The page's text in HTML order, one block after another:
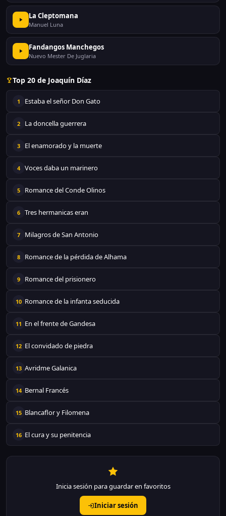
La Cleptomana
Manuel Luna
Fandangos Manchegos
Nuevo Mester De Juglaria
Top 20 de Joaquín Díaz
1 Estaba el señor Don Gato
2 La doncella guerrera
3 El enamorado y la muerte
4 Voces daba un marinero
5 Romance del Conde Olinos
6 Tres hermanicas eran
7 Milagros de San Antonio
8 Romance de la pérdida de Alhama
9 Romance del prisionero
10 Romance de la infanta seducida
11 En el frente de Gandesa
12 El convidado de piedra
13 Avridme Galanica
14 Bernal Francés
15 Blancaflor y Filomena
16 El cura y su penitencia
Inicia sesión para guardar en favoritos
Iniciar sesión